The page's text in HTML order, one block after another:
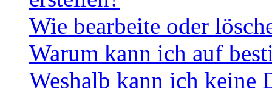
Wie bearbeite oder
Warum kann ich auf
Weshalb kann ich keine